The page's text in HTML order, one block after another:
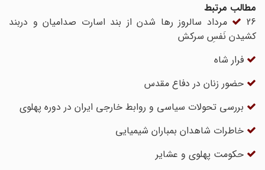
مطالب مرتبط
26 مرداد سالروز رها شدن از بند اسارت صدامیان و دربند
کشیدن نَفسِ سرکش
فرار شاه
حضور زنان در دفاع مقدس
بررسی تحولات سیاسی و روابط خارجی ایران در دوره پهلوی
خاطرات شاهدان بمباران شیمیایی
حکومت پهلوی و عشایر